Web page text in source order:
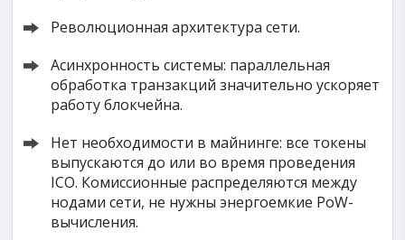
Революционная архитектура сети.
Асинхронность системы: параллельная
обработка транзакций значительно ускоряет
работу блокчейна.
Нет необходимости в майнинге: все токены
выпускаются до или во время проведения
ICO. Комиссионные распределяются между
нодами сети, не нужны энергоемкие PoW-
вычисления.